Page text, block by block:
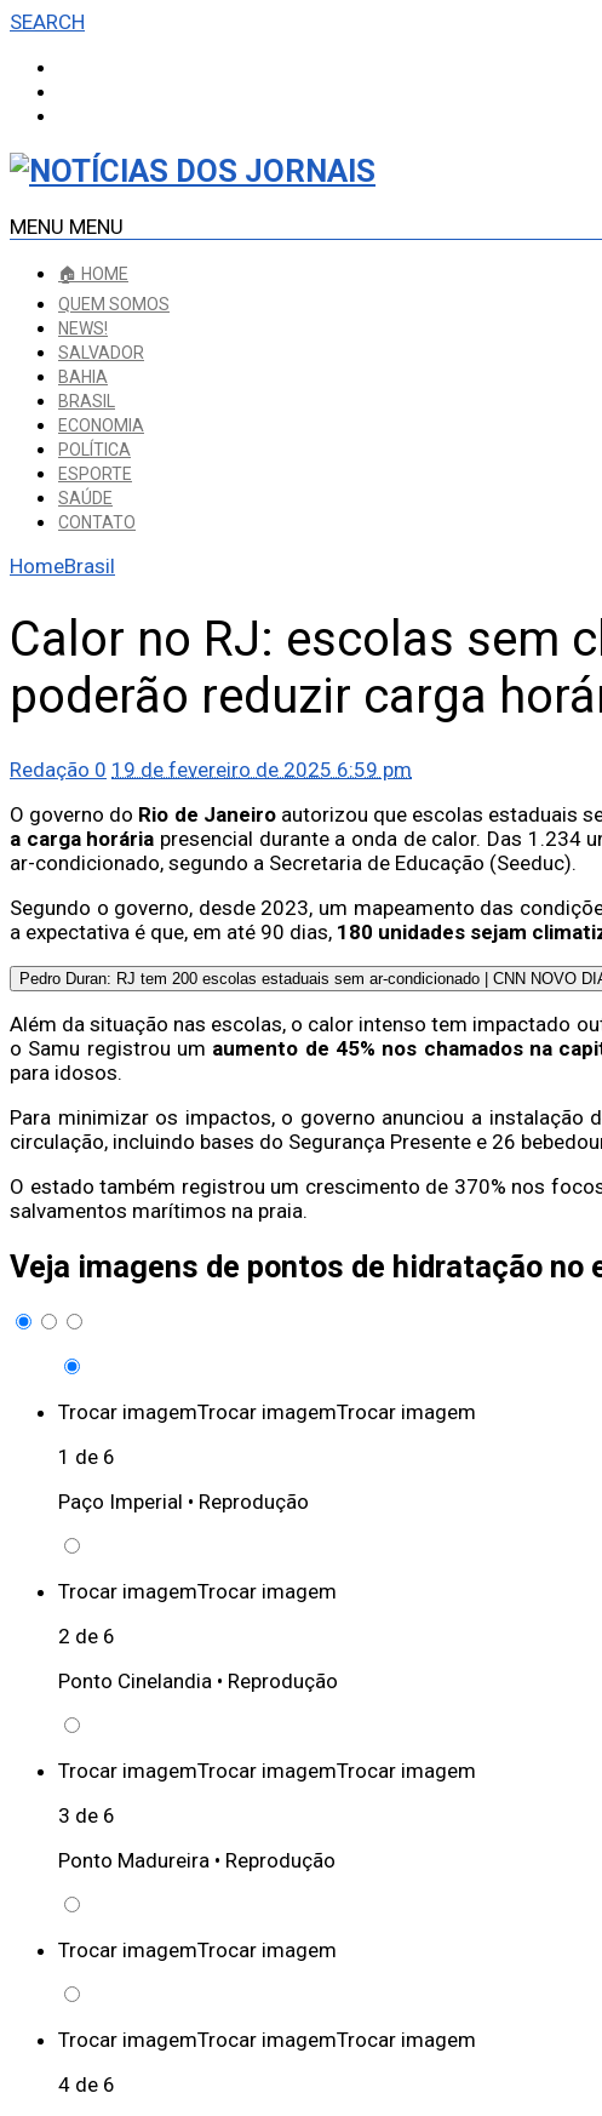
SEARCH
MENU MENU
🏠 HOME
QUEM SOMOS
NEWS!
SALVADOR
BAHIA
BRASIL
ECONOMIA
POLÍTICA
ESPORTE
SAÚDE
CONTATO
HomeBrasil
Calor no RJ: escolas sem
poderão reduzir carga
Redação 0 19 de fevereiro de 2025 6:59 pm
O governo do Rio de Janeiroautorizou que escolas estaduais
a carga horária presencial durante a onda de calor. Das 1.234
ar-condicionado, segundo a Secretaria de Educação (Seeduc).
Segundo o governo, desde 2023, um mapeamento das
a expectativa é que, em até 90 dias, 180 unidades sejam
Pedro Duran: RJ tem 200 escolas estaduais sem ar-condicionado | CNN NOVO
Além da situação nas escolas, o calor intenso tem impactado
o Samu registrou um aumento de 45% nos chamados na
para idosos.
Para minimizar os impactos, o governo anunciou a instalação
circulação, incluindo bases do Segurança Presente e 26
O estado também registrou um crescimento de 370% nos
salvamentos marítimos na praia.
Veja imagens de pontos de hidratação no
Trocar imagemTrocar imagemTrocar imagem
1 de 6
Paço Imperial • Reprodução
Trocar imagemTrocar imagem
2 de 6
Ponto Cinelandia • Reprodução
Trocar imagemTrocar imagemTrocar imagem
3 de 6
Ponto Madureira • Reprodução
Trocar imagemTrocar imagem
Trocar imagemTrocar imagemTrocar imagem
4 de 6